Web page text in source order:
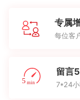
专属
每位客
留言
7*24小